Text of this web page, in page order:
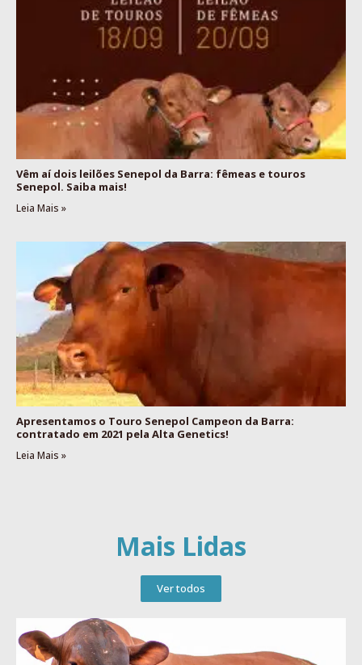
Vêm aí dois leilões Senepol da Barra: fêmeas e touros
Senepol. Saiba mais!
Leia Mais »
Apresentamos o Touro Senepol Campeon da Barra:
contratado em 2021 pela Alta Genetics!
Leia Mais »
Mais Lidas
Ver todos